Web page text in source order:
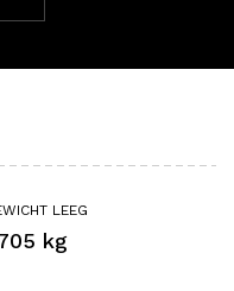
LEEG
kg